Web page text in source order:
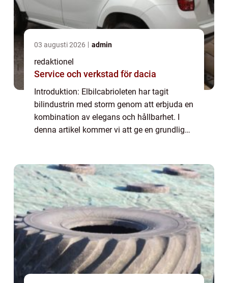
03 augusti 2026 admin
redaktionel
Service och verkstad för dacia
Introduktion: Elbilcabrioleten har tagit
bilindustrin med storm genom att erbjuda en
kombination av elegans och hållbarhet. I
denna artikel kommer vi att ge en grundlig